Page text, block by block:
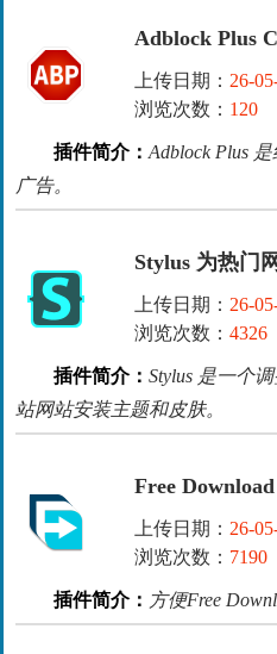
Adblock Plus
上传日期： 26-
浏览次数： 120
插件简介： Adblock Plus
广告。
Stylus 为热门
上传日期： 26-
浏览次数： 4326
插件简介： Stylus 是一个
站网站安装主题和皮肤。
Free
上传日期： 26-
浏览次数： 7190
插件简介： 方便Free